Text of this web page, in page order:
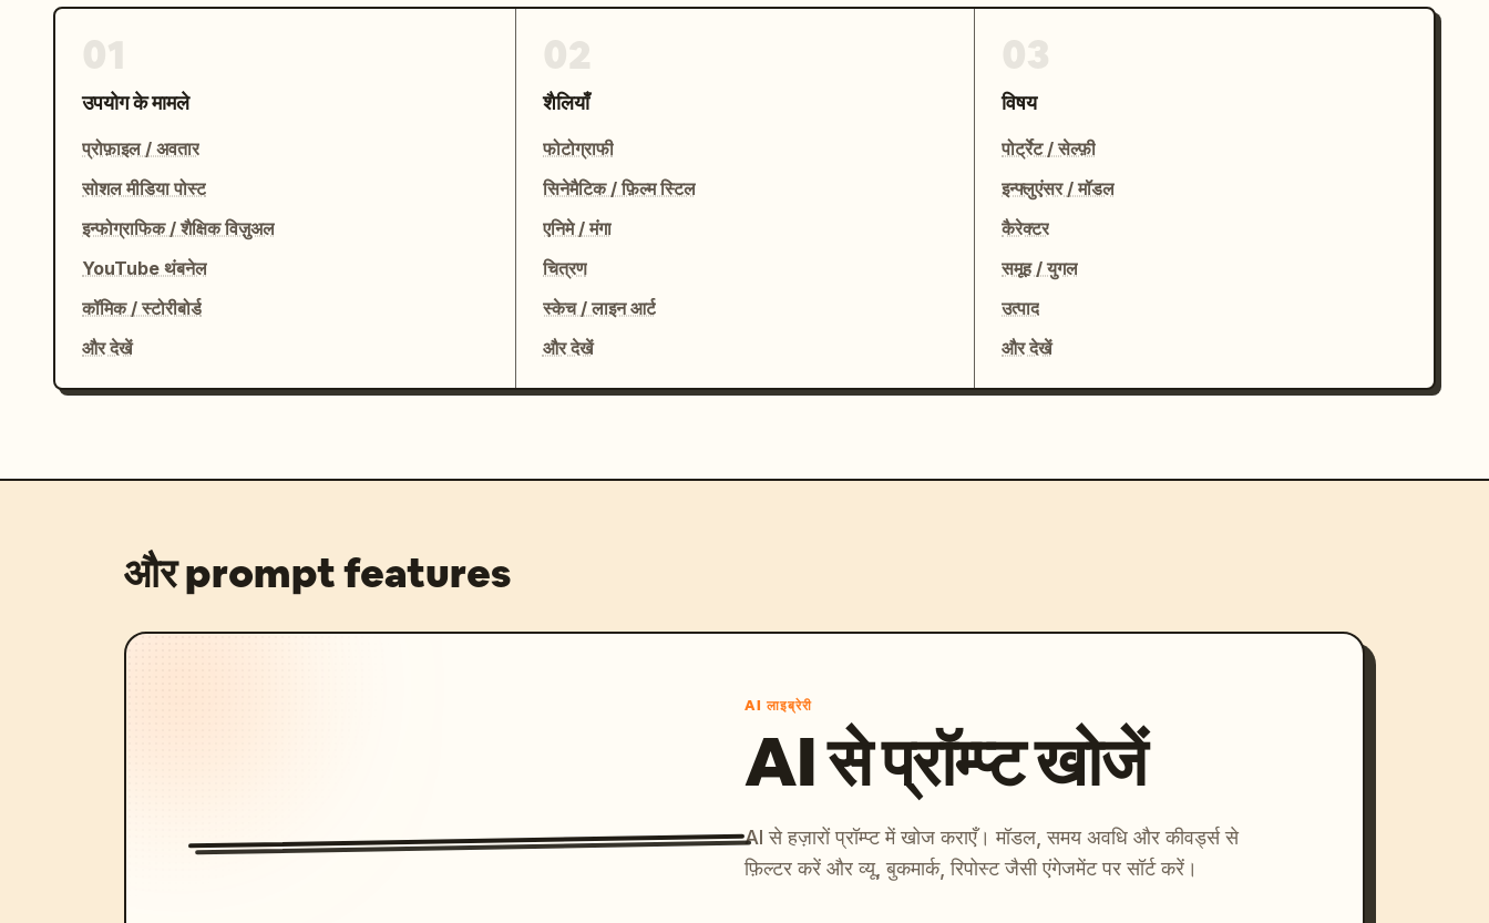
उपयोग के मामले
प्रोफ़ाइल / अवतार
सोशल मीडिया पोस्ट
इन्फोग्राफिक / शैक्षिक विज़ुअल
YouTube थंबनेल
कॉमिक / स्टोरीबोर्ड
और देखें
शैलियाँ
फोटोग्राफी
सिनेमैटिक / फ़िल्म स्टिल
एनिमे / मंगा
चित्रण
स्केच / लाइन आर्ट
और देखें
विषय
पोर्ट्रेट / सेल्फ़ी
इन्फ्लुएंसर / मॉडल
कैरेक्टर
समूह / युगल
उत्पाद
और देखें
और prompt features
AI लाइब्रेरी
AI से प्रॉम्प्ट खोजें
AI से हज़ारों प्रॉम्प्ट में खोज कराएँ। मॉडल, समय अवधि और कीवर्ड्स से
फ़िल्टर करें और व्यू, बुकमार्क, रिपोस्ट जैसी एंगेजमेंट पर सॉर्ट करें।